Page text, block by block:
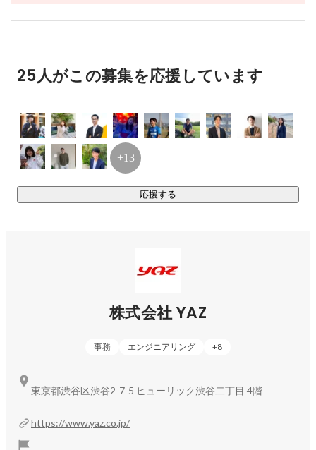
25人がこの募集を応援しています
応援する
+13
株式会社 YAZ
事務 エンジニアリング +8
https://www.yaz.co.jp/
東京都渋谷区渋谷2-7-5 ヒューリック渋谷二丁目 4階